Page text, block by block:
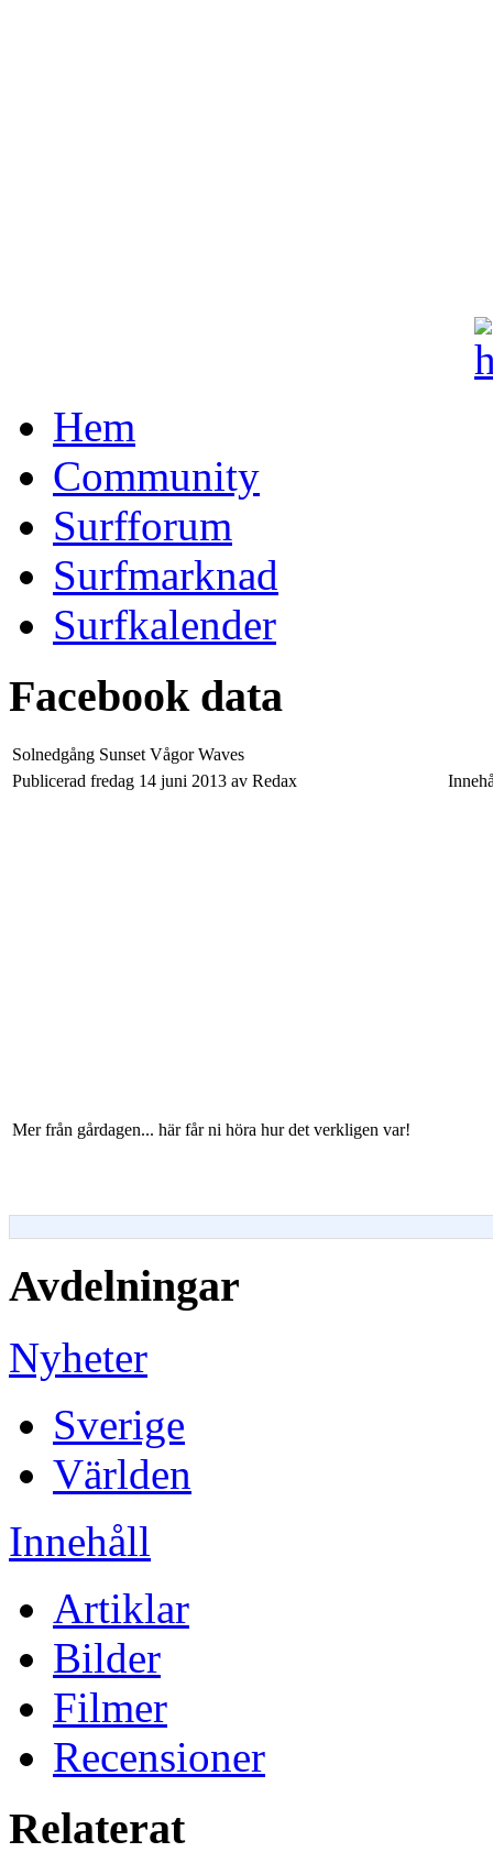
Hem
Community
Surfforum
Surfmarknad
Surfkalender
Facebook data
Solnedgång Sunset Vågor Waves
Publicerad fredag 14 juni 2013 av Redax
Mer från gårdagen... här får ni höra hur det verkligen var!
Avdelningar
Nyheter
Sverige
Världen
Innehåll
Artiklar
Bilder
Filmer
Recensioner
Relaterat